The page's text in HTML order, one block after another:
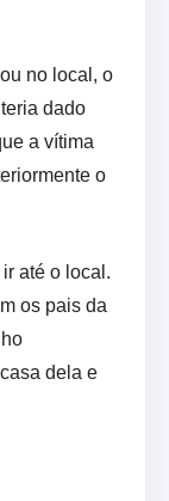
no local, o
dado
a vítima
o
até o local.
os pais da
dela e